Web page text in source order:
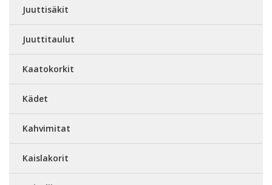
Juuttisäkit
Juuttitaulut
Kaatokorkit
Kädet
Kahvimitat
Kaislakorit